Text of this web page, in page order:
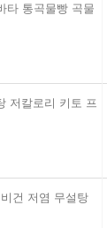
타 통곡물빵 곡물
저칼로리 키토 프
건 저염 무설탕